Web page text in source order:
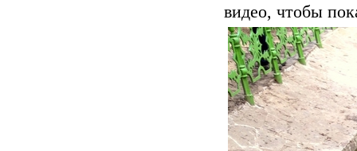
видео, чтобы